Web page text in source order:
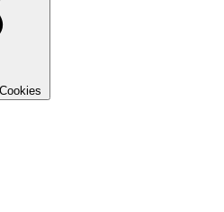
Cookies